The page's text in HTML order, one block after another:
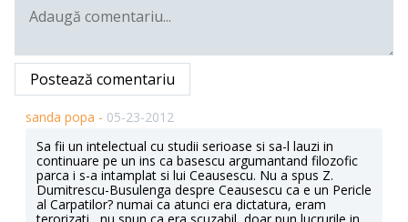
Postează comentariu
sanda popa - 05-23-2012
Sa fii un intelectual cu studii serioase si sa-l lauzi in
continuare pe un ins ca basescu argumantand filozofic
parca i s-a intamplat si lui Ceausescu. Nu a spus Z.
Dumitrescu-Busulenga despre Ceausescu ca e un Pericle
al Carpatilor? numai ca atunci era dictatura, eram